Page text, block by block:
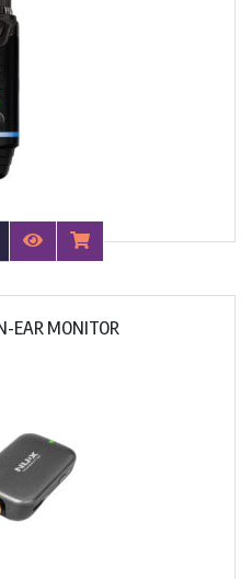
EAR MONITOR